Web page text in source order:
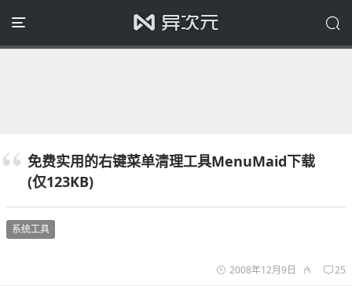
免费实用的右键菜单清理工具MenuMaid下载
(仅123KB)
系统工具
2008年12月9日 25